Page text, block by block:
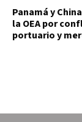
Panamá y
la OEA por
portuario y